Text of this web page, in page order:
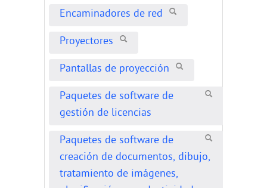
Encaminadores de red
Proyectores
Pantallas de proyección
Paquetes de software de
gestión de licencias
Paquetes de software de
creación de documentos, dibujo,
tratamiento de imágenes,